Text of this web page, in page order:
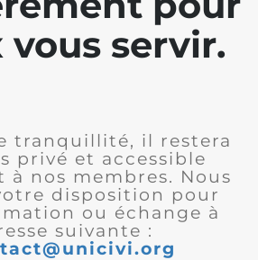
vous servir.
tranquillité, il restera
privé et accessible
à nos membres. Nous
disposition pour
ou échange à
suivante :